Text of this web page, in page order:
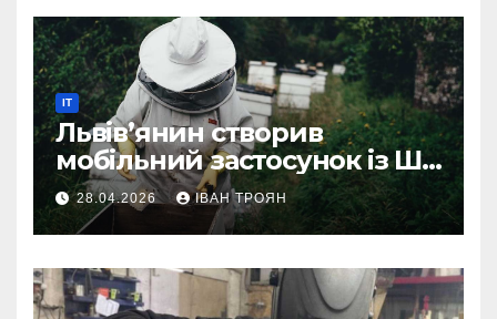
IT
Львів’янин створив
мобільний застосунок із ШІ-
асистентом для бджолярів
28.04.2026 ІВАН ТРОЯН